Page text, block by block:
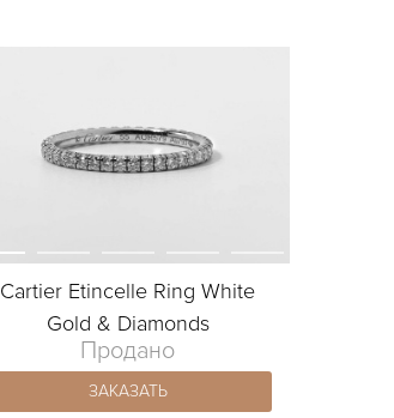
Cartier Etincelle Ring White
Gold & Diamonds
Продано
ЗАКАЗАТЬ